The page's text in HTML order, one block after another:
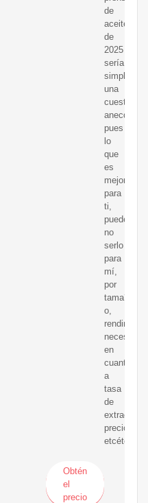
de
aceite
de
2025
sería,
una
cuestión
pues
lo
que
es
mejor
para
ti,
puede
no
serlo
para
mí,
por
tama?
o,
en
cuanto
a
tasa
de
extracción,
precio,
etcétera.
Obtén
el
precio